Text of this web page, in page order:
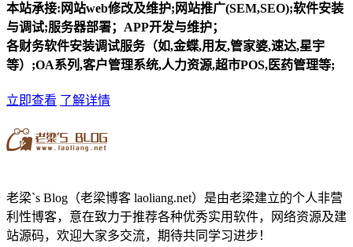
本站承接:网站web修改及维护;网站推广(SEM,SEO);软件安装
与调试;服务器部署；APP开发与维护；
各财务软件安装调试服务（如,金蝶,用友,管家婆,速达,星宇
等）;OA系列,客户管理系统,人力资源,超市POS,医药管理等;
立即查看 了解详情
老梁`s Blog（老梁博客 laoliang.net）是由老梁建立的个人非营
利性博客，意在致力于推荐各种优秀实用软件，网络资源及建
站源码，欢迎大家多交流，期待共同学习进步！